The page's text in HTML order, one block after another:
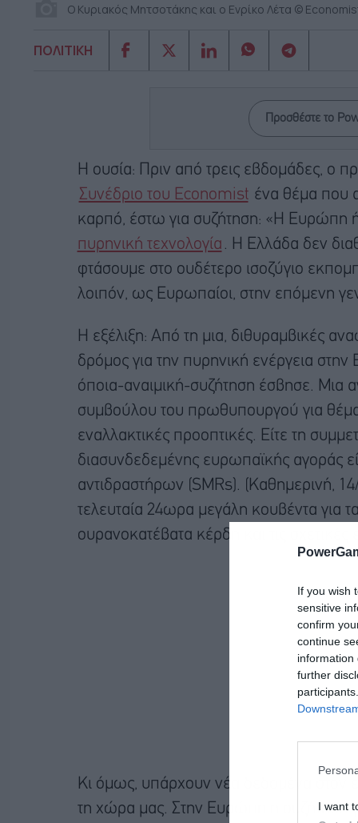
If you wish
sensitive
confirm
continue
information
further
I want
Ο Κυριακός Μητσοτάκης και ο Ενρίκο Λέτα ©
ΠΟΛΙΤΙΚΗ
Προσθέστε το
Η ουσία: Πριν από τρεις εβδομάδες, ο
Συνέδριο του Economist ένα θέμα που
καρπό, έστω για συζήτηση: «Η Ευρώπη
πυρηνική τεχνολογία . Η Ελλάδα δεν
φτάσουμε στο ουδέτερο ισοζύγιο
λοιπόν, ως Ευρωπαίοι, στην επόμενη
Η εξέλιξη: Από τη μια, διθυραμβικές
δρόμος για την πυρηνική ενέργεια
όποια-αναιμική-συζήτηση έσβησε. Μια
συμβούλου του πρωθυπουργού για
εναλλακτικές προοπτικές. Είτε τη
διασυνδεδεμένης ευρωπαϊκής αγοράς
αντιδραστήρων (SMRs). (Καθημερινή,
τελευταία 24ωρα μεγάλη κουβέντα για
ουρανοκατέβατα κέρδη και τις σχετικές
Κι όμως, υπάρχουν νέα δεδομένα στον
τη χώρα μας. Στην Ευρώπη η συζήτηση